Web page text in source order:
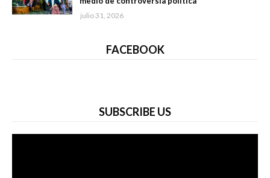
julio 31, 2026
FACEBOOK
SUBSCRIBE US